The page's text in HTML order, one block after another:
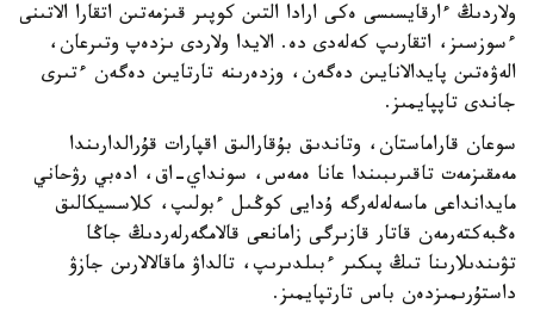
ولاردىڭ ءارقايسىسى ەكى ارادا التىن كوپىر قىزمەتىن اتقارا الاتىنى
ءسوزسىز، اتقارىپ كەلەدى دە. الايدا ولاردى ىزدەپ وتىرعان،
الەۋەتىن پايدالانايىن دەگەن، وزدەرىنە تارتايىن دەگەن ءتىرى
جاندى تاپپايمىز.
سوعان قاراماستان، وتاندىق بۇقارالىق اقپارات قۇرالدارىندا
مەمقىزمەت تاقىرىبىندا عانا ەمەس، سونداي-اق، ادەبي رۋحاني
مايدانداعى ماسەلەلەرگە ۇدايى كوڭىل ءبولىپ، كلاسسيكالىق
ەڭبەكتەرمەن قاتار قازىرگى زامانعى قالامگەرلەردىڭ جاڭا
تۋىندىلارىنا تىڭ پىكىر ءبىلدىرىپ، تالداۋ ماقالالارىن جازۋ
داستۇرىمىزدەن باس تارتپايمىز.